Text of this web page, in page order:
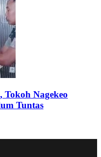
Nagekeo
Tuntas